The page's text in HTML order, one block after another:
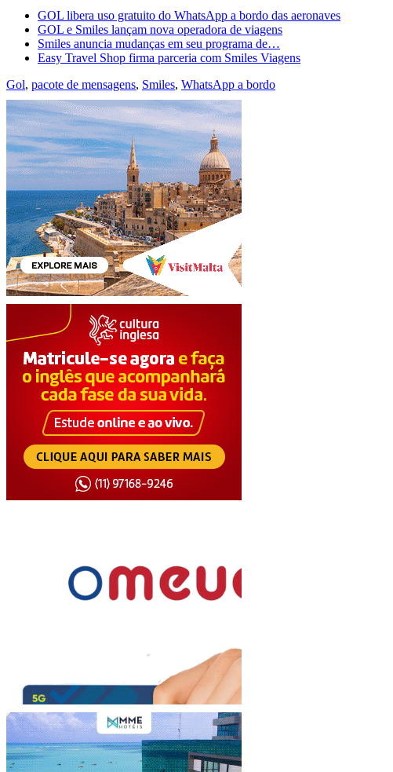
GOL libera uso gratuito do WhatsApp a bordo das aeronaves
GOL e Smiles lançam nova operadora de viagens
Smiles anuncia mudanças em seu programa de…
Easy Travel Shop firma parceria com Smiles Viagens
Gol, pacote de mensagens, Smiles, WhatsApp a bordo